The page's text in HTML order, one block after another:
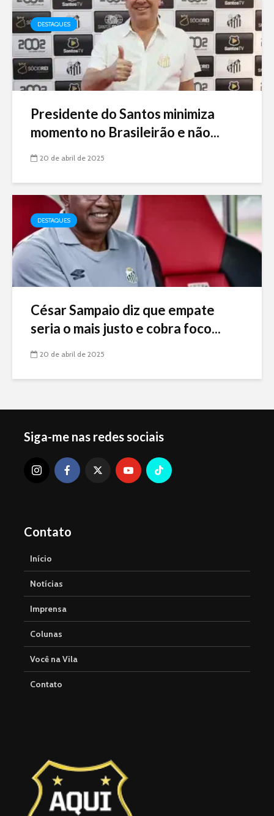
DESTAQUES
Presidente do Santos minimiza
momento no Brasileirão e não...
20 de abril de 2025
DESTAQUES
César Sampaio diz que empate
seria o mais justo e cobra foco...
20 de abril de 2025
Siga-me nas redes sociais
Contato
Início
Notícias
Imprensa
Colunas
Você na Vila
Contato